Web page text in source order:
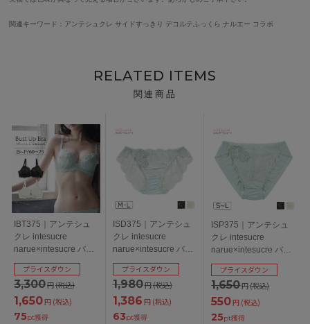
関連キーワード：アンテシュクレ サイドすっきり デコルテふっくら ナルエー コラボ
RELATED ITEMS
関連商品
IBT375｜アンテシュ
クレ intesucre
narue×intesucre バス
トアップブラ ブラジ
ャー単品 ふっくらデ
コルテメイク BCDEF
カップ アンダー
60/65/70/75cm
3,300円(税込)
プライスダウン
1,650円 (税込)
75pt獲得
ISD375｜アンテシュ
クレ intesucre
narue×intesucre バス
トアップブラ IBT375
ペア バックレースシ
ョーツ M/L
1,980円(税込)
プライスダウン
1,386 円 (税込)
63pt獲得
ISP375｜アンテシュ
クレ intesucre
narue×intesucre バス
トアップブラ IBT375
ペア スタンダードシ
ョーツ S/M/L
1,650円(税込)
プライスダウン
550円 (税込)
25pt獲得